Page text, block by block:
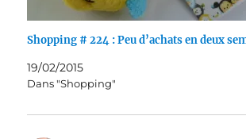
Shopping # 224 : Peu d’achats en deux
19/02/2015
Dans "Shopping"